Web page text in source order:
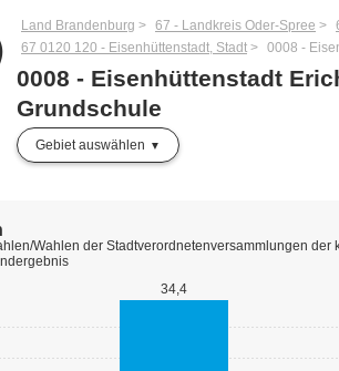
Land Brandenburg 67 - Landkreis Oder-Spree
67 0120 120 - Eisenhüttenstadt, Stadt
0008 -
0008 - Eisenhüttenstadt
Grundschule
Gebiet auswählen
34,4
Wahlen der Stadtverordnetenversammlungen